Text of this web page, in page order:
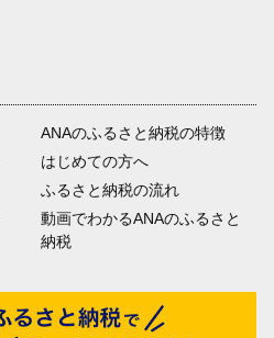
ANAのふるさと納税の特徴
はじめての方へ
ふるさと納税の流れ
動画でわかるANAのふるさと
納税